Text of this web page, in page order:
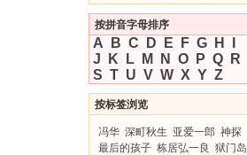
按拼音字母排序
A B C D E F G H
J
K L M N O P Q
R
S T U V W X Y Z
按标签浏览
冯华 深町秋生 亚爱一郎 神探
最后的孩子 栋居弘一良 狱门岛